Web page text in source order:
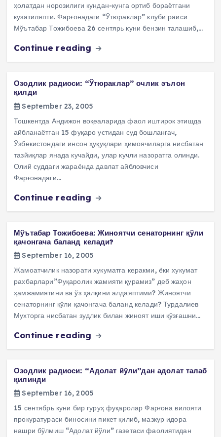
ҳолатдан норозилиги кундан-кунга ортиб бораётгани
кузатиляпти. Фарғонадаги “Ўтюраклар” клуби раиси
Мўътабар Тожибоева 26 сентярь куни бензин талашиб,…
Continue reading
Озодлик радиоси: “Ўтюраклар” очлик эълон
қилди
September 23, 2005
Тошкентда Андижон воқеаларида фаол иштирок этишда
айбланаётган 15 фуқаро устидан суд бошлангач,
Ўзбекистондаги инсон ҳуқуқлари ҳимоячиларга нисбатан
тазйиқлар янада кучайди, улар кучли назоратга олинди.
Олий суддаги жараёнда давлат айбловчиси
Фарғонадаги…
Continue reading
Мўътабар Тожибоева: Жиноятчи сенаторнинг қўли
қачонгача баланд келади?
September 16, 2005
Жамоатчилик назорати хукуматга керакми, ёки хукумат
рахбарлари”Фуқаролик жамияти қурамиз” деб жаҳон
ҳамжамиятини ва ўз ҳалқини алдаяптими? Жиноятчи
сенаторнинг қўли қачонгача баланд келади? Турдалиев
Мухторга нисбатан зудлик билан жиноят иши қўзғашни…
Continue reading
Озодлик радиоси: “Адолат йўли”дан адолат талаб
қилинди
September 16, 2005
15 сентябрь куни бир гуруҳ фуқаролар Фарғона вилояти
прокуратураси биносини пикет қилиб, мазкур идора
нашри бўлмиш “Адолат йўли” газетаси фаолиятидан